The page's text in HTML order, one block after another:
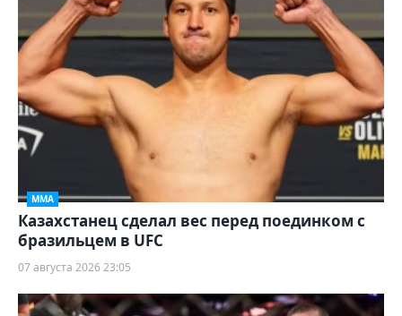
ММА
Казахстанец сделал вес перед поединком с
бразильцем в UFC
07 августа 2026 23:05